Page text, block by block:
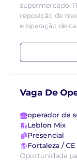
supermercado.
reposição de
e operação de
Vaga De
operador de
Leblon Mix
Presencial
Fortaleza / CE
Oportunidade